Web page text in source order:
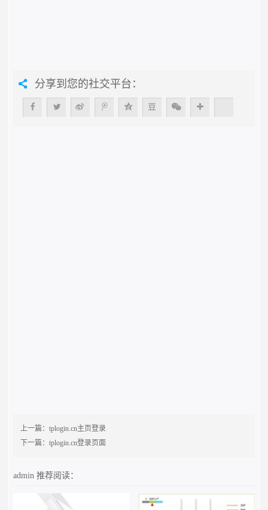
分享到您的社交平台：
上一篇：tplogin.cn主页登录
下一篇：tplogin.cn登录页面
admin推荐阅读：